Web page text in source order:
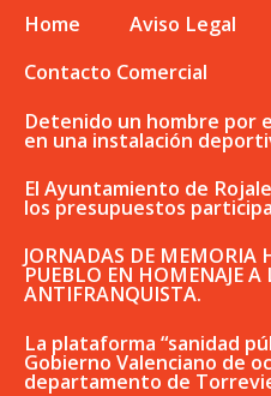
Home Aviso Legal
Contacto Comercial
Detenido un hombre por
en una instalación
El Ayuntamiento de
los presupuestos
JORNADAS DE MEMORIA
PUEBLO EN HOMENAJE A
ANTIFRANQUISTA.
La plataforma “sanidad
Gobierno Valenciano de
departamento de